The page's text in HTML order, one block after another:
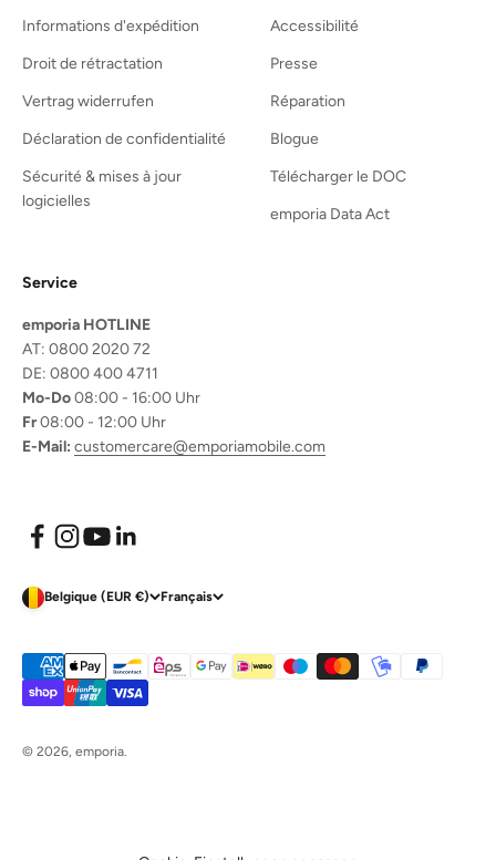
Informations d'expédition
Droit de rétractation
Vertrag widerrufen
Déclaration de confidentialité
Sécurité & mises à jour
logicielles
Accessibilité
Presse
Réparation
Blogue
Télécharger le DOC
emporia Data Act
Service
emporia HOTLINE
AT: 0800 2020 72
DE: 0800 400 4711
Mo-Do08:00 - 16:00 Uhr
Fr08:00 - 12:00 Uhr
E-Mail: customercare@emporiamobile.com
Belgique (EUR €) Français
© 2026, emporia.